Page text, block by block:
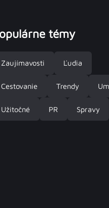
témy
Zaujímavosti Ľudia
Cestovanie Trendy
Užitočné PR Spravy